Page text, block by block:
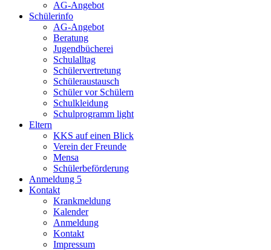
AG-Angebot
Schülerinfo
AG-Angebot
Beratung
Jugendbücherei
Schulalltag
Schülervertretung
Schüleraustausch
Schüler vor Schülern
Schulkleidung
Schulprogramm light
Eltern
KKS auf einen Blick
Verein der Freunde
Mensa
Schülerbeförderung
Anmeldung 5
Kontakt
Krankmeldung
Kalender
Anmeldung
Kontakt
Impressum